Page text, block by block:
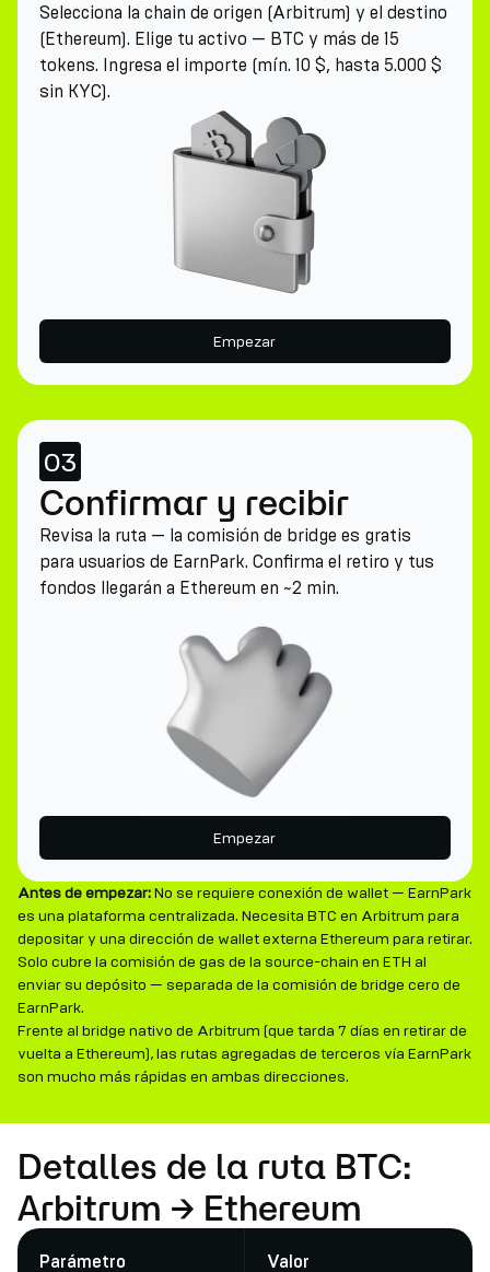
Selecciona la chain de origen (Arbitrum) y el destino
(Ethereum). Elige tu activo — BTC y más de 15
tokens. Ingresa el importe (mín. 10 $, hasta 5.000 $
sin KYC).
Empezar
03
Confirmar y recibir
Revisa la ruta — la comisión de bridge es gratis
para usuarios de EarnPark. Confirma el retiro y tus
fondos llegarán a Ethereum en ~2 min.
Empezar
Antes de empezar:No se requiere conexión de wallet — EarnPark
es una plataforma centralizada. Necesita BTC en Arbitrum para
depositar y una dirección de wallet externa Ethereum para retirar.
Solo cubre la comisión de gas de la source-chain en ETH al
enviar su depósito — separada de la comisión de bridge cero de
EarnPark.
Frente al bridge nativo de Arbitrum (que tarda 7 días en retirar de
vuelta a Ethereum), las rutas agregadas de terceros vía EarnPark
son mucho más rápidas en ambas direcciones.
Detalles de la ruta BTC:
Arbitrum → Ethereum
Parámetro Valor